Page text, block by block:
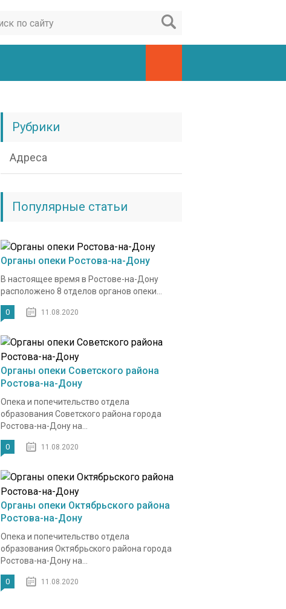
Рубрики
Адреса
Популярные статьи
Органы опеки Ростова-на-Дону
В настоящее время в Ростове-на-Дону
расположено 8 отделов органов опеки...
0 11.08.2020
Органы опеки Советского района
Ростова-на-Дону
Опека и попечительство отдела
образования Советского района города
Ростова-на-Дону на...
0 11.08.2020
Органы опеки Октябрьского района
Ростова-на-Дону
Опека и попечительство отдела
образования Октябрьского района города
Ростова-на-Дону на...
0 11.08.2020